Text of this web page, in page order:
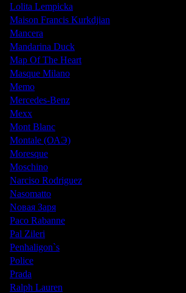
Lolita Lempicka
Maison Francis Kurkdjian
Mancera
Mandarina Duck
Map Of The Heart
Masque Milano
Memo
Mercedes-Benz
Mexx
Mont Blanc
Montale (ОАЭ)
Moresque
Moschino
Narciso Rodriguez
Nasomatto
Nовая Заря
Paco Rabanne
Pal Zileri
Penhaligon`s
Police
Prada
Ralph Lauren